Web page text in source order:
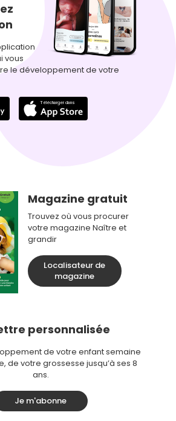
vous
le développement de votre
Magazine gratuit
Trouvez où vous procurer
votre magazine Naître et
grandir
Localisateur de
magazine
personnalisée
de votre enfant semaine
de votre grossesse jusqu’à ses 8
ans.
Je m'abonne